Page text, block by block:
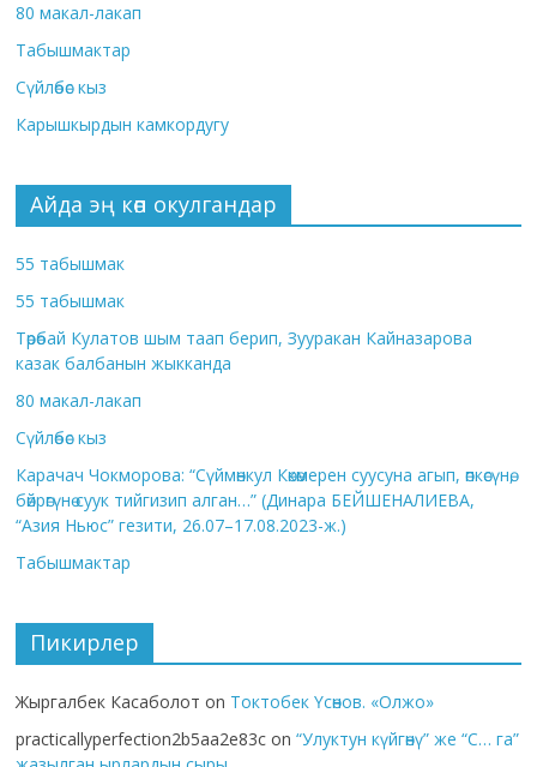
80 макал-лакап
Табышмактар
Сүйлөбөс кыз
Карышкырдын камкордугу
Айда эң көп окулгандар
55 табышмак
55 табышмак
Төрөбай Кулатов шым таап берип, Зууракан Кайназарова
казак балбанын жыкканда
80 макал-лакап
Сүйлөбөс кыз
Карачач Чокморова: “Сүймөнкул Көкөмерен суусуна агып, өпкөсүнө,
бөйрөгүнө суук тийгизип алган…” (Динара БЕЙШЕНАЛИЕВА,
“Азия Ньюс” гезити, 26.07–17.08.2023-ж.)
Табышмактар
Пикирлер
Жыргалбек Касаболот on Токтобек Үсөнов. «Олжо»
practicallyperfection2b5aa2e83c on“Улуктун күйгөнү” же “С… га”